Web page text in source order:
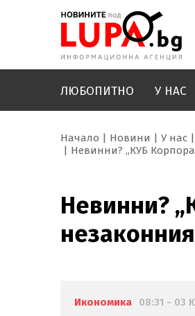
ЛЮБОПИТНО У НАС
Начало Новини У нас
Невинни? „КУБ
Невинни?
Икономика 08:31 - 03